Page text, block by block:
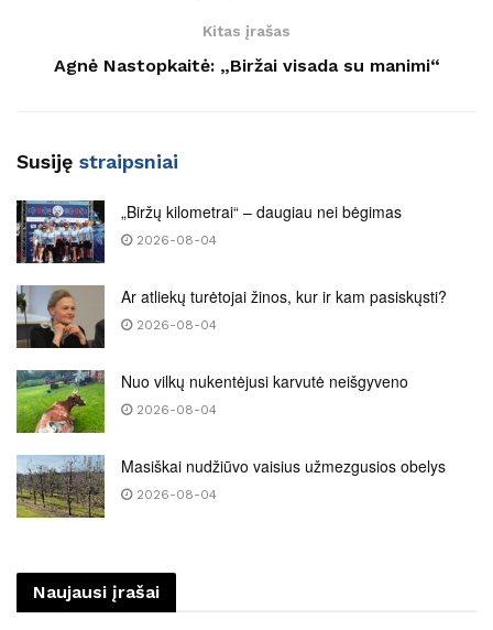
Kitas įrašas
Agnė Nastopkaitė: „Biržai visada su manimi“
Susiję straipsniai
„Biržų kilometrai“ – daugiau nei bėgimas
2026-08-04
Ar atliekų turėtojai žinos, kur ir kam pasiskųsti?
2026-08-04
Nuo vilkų nukentėjusi karvutė neišgyveno
2026-08-04
Masiškai nudžiūvo vaisius užmezgusios obelys
2026-08-04
Naujausi įrašai